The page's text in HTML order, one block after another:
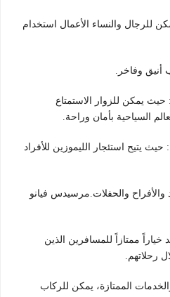
للرجال والنساء الأعمال استخدام
أنيق وفاخر.
يمكن للزوار الاستمتاع
السياحية بأمان وراحة.
يتيح استئجار الليموزين للأفراد
والأفراح والحفلات.مرسيدس فيانو
ممتازاً للمسافرين الذين
رحلاتهم.
الممتازة، يمكن للركاب